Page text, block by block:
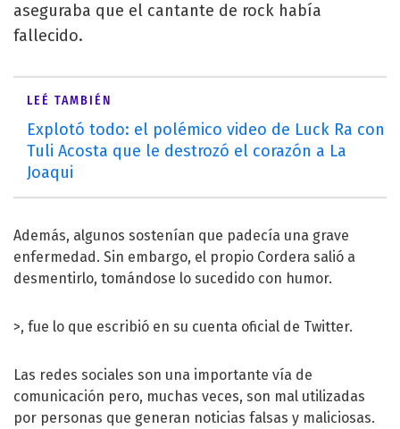
aseguraba que el cantante de rock había
fallecido.
LEÉ TAMBIÉN
Explotó todo: el polémico video de Luck Ra con
Tuli Acosta que le destrozó el corazón a La
Joaqui
Además, algunos sostenían que padecía una grave
enfermedad. Sin embargo, el propio Cordera salió a
desmentirlo, tomándose lo sucedido con humor.
>, fue lo que escribió en su cuenta oficial de Twitter.
Las redes sociales son una importante vía de
comunicación pero, muchas veces, son mal utilizadas
por personas que generan noticias falsas y maliciosas.